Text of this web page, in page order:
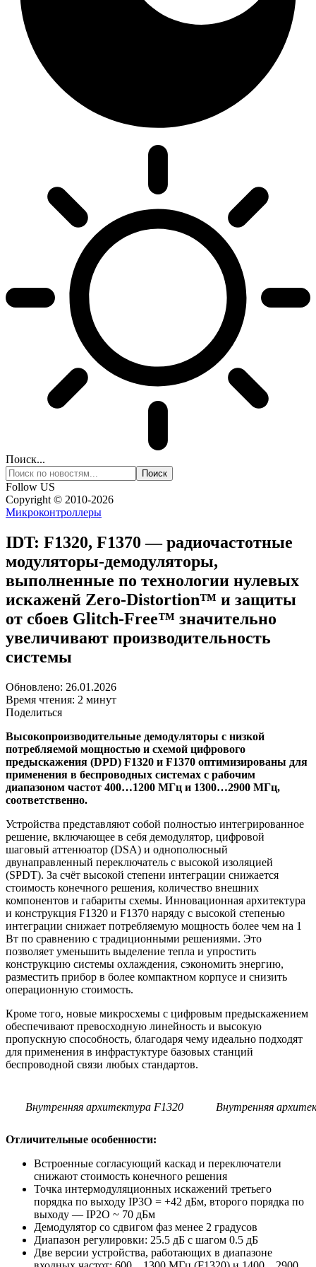
Поиск...
Follow US
Copyright © 2010-2026
Микроконтроллеры
IDT: F1320, F1370 — радиочастотные
модуляторы-демодуляторы,
выполненные по технологии нулевых
искаженй Zero-Distortion™ и защиты
от сбоев Glitch-Free™ значительно
увеличивают производительность
системы
Обновлено: 26.01.2026
Время чтения: 2 минут
Поделиться
Высокопроизводительные демодуляторы с низкой
потребляемой мощностью и схемой цифрового
предыскажения (DPD) F1320 и F1370 оптимизированы для
применения в беспроводных системах с рабочим
диапазоном частот 400…1200 МГц и 1300…2900 МГц,
соответственно.
Устройства представляют собой полностью интегрированное
решение, включающее в себя демодулятор, цифровой
шаговый аттенюатор (DSA) и однополюсный
двунаправленный переключатель с высокой изоляцией
(SPDT). За счёт высокой степени интеграции снижается
стоимость конечного решения, количество внешних
компонентов и габариты схемы. Инновационная архитектура
и конструкция F1320 и F1370 наряду с высокой степенью
интеграции снижает потребляемую мощность более чем на 1
Вт по сравнению с традиционными решениями. Это
позволяет уменьшить выделение тепла и упростить
конструкцию системы охлаждения, сэкономить энергию,
разместить прибор в более компактном корпусе и снизить
операционную стоимость.
Кроме того, новые микросхемы с цифровым предыскажением
обеспечивают превосходную линейность и высокую
пропускную способность, благодаря чему идеально подходят
для применения в инфрастуктуре базовых станций
беспроводной связи любых стандартов.
Внутренняя архитектура F1320 Внутренняя
Отличительные особенности:
Встроенные согласующий каскад и переключатели
снижают стоимость конечного решения
Точка интермодуляционных искажений третьего
порядка по выходу IP3O = +42 дБм, второго порядка по
выходу — IP2O ~ 70 дБм
Демодулятор со сдвигом фаз менее 2 градусов
Диапазон регулировки: 25.5 дБ с шагом 0.5 дБ
Две версии устройства, работающих в диапазоне